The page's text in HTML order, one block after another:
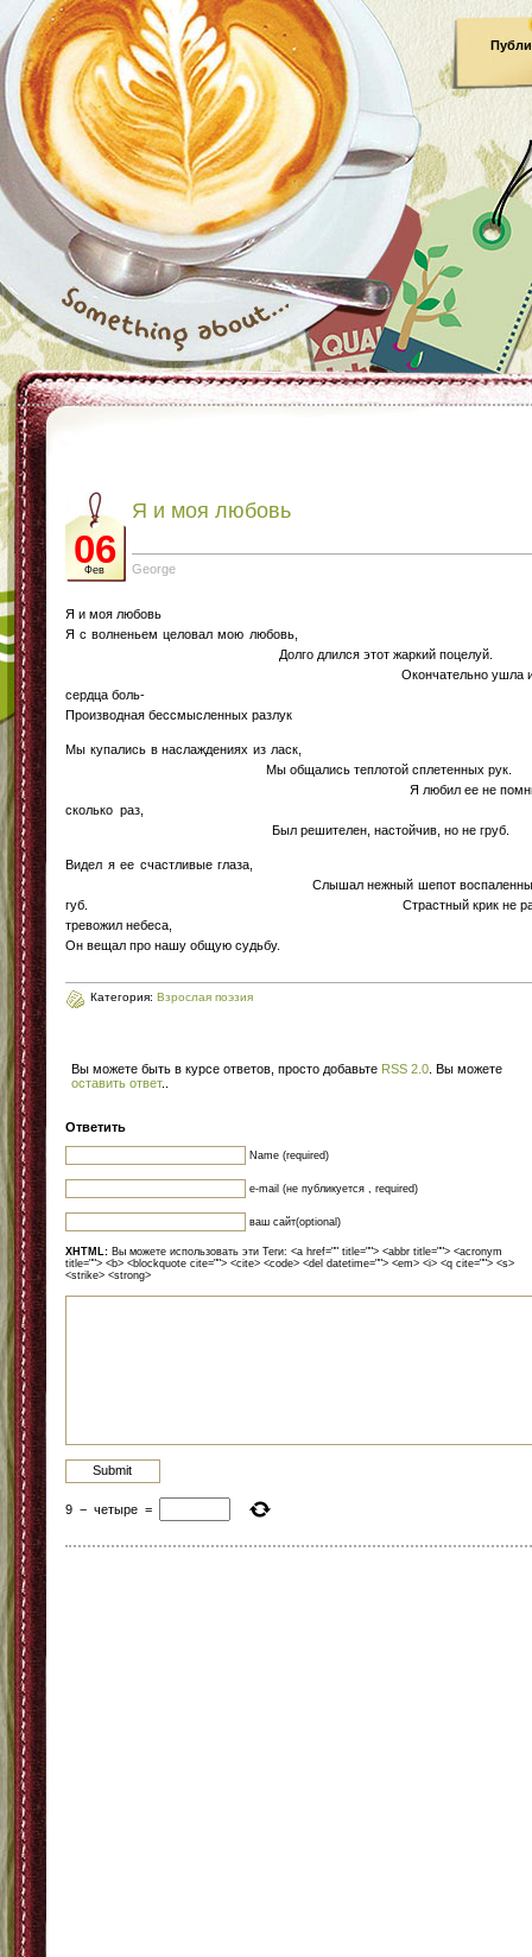
06
Фев
Я и моя любовь
George
Я и моя любовь
Я с волненьем целовал мою
Долго длился этот жаркий
Окончательно ушла
сердца
Производная бессмысленных разлук
Мы купались в наслаждениях из
Мы общались теплотой сплетенных
Я любил ее не
сколько
Был решителен, настойчив, но не груб.
Видел я ее счастливые
Слышал нежный шепот
губ. Страстный крик не
тревожил
Он вещал про нашу общую судьбу.
Категория: Взрослая поэзия
Вы можете быть в курсе ответов, просто добавьте RSS 2.0 . Вы можете
оставить ответ.
Ответить
Name (required)
e-mail (не публикуется , required)
ваш сайт(optional)
XHTML: Вы можете использовать эти Теги: <a href="" title=""> <abbr title=""> <acronym
title=""> <b> <blockquote cite=""> <cite> <code> <del datetime=""> <em> <i> <q cite=""> <s>
<strike> <strong>
9 − четыре =